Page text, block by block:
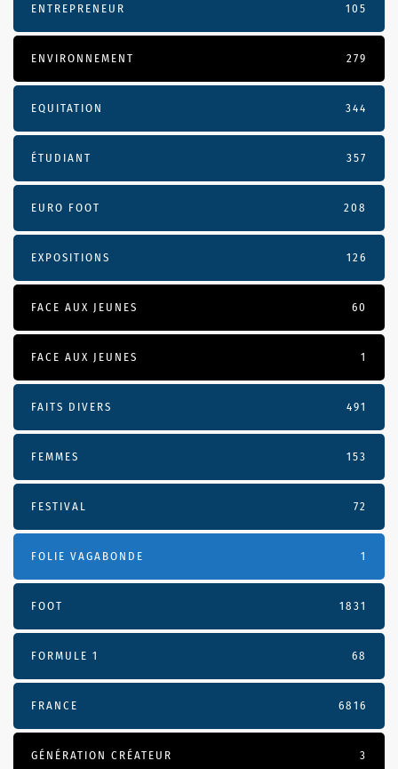
ENTREPRENEUR 105
ENVIRONNEMENT 279
EQUITATION 344
ÉTUDIANT 357
EURO FOOT 208
EXPOSITIONS 126
FACE AUX JEUNES 60
FACE AUX JEUNES 1
FAITS DIVERS 491
FEMMES 153
FESTIVAL 72
FOLIE VAGABONDE 1
FOOT 1831
FORMULE 1 68
FRANCE 6816
GÉNÉRATION CRÉATEUR 3